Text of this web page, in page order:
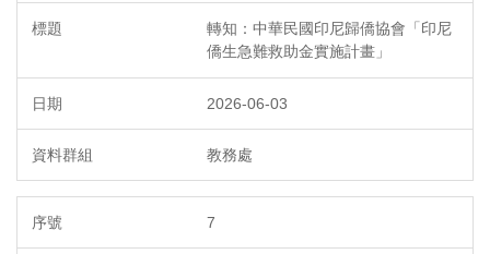
轉知：中華民國印尼歸僑協會「印尼
僑生急難救助金實施計畫」
2026-06-03
教務處
7